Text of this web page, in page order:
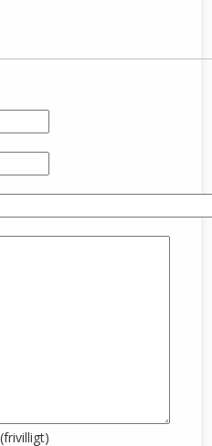
(frivilligt)